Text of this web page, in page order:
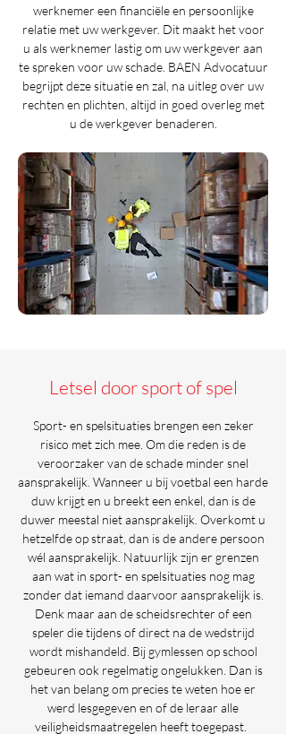
werknemer een financiële en persoonlijke
relatie met uw werkgever. Dit maakt het voor
u als werknemer lastig om uw werkgever aan
te spreken voor uw schade. BAEN Advocatuur
begrijpt deze situatie en zal, na uitleg over uw
rechten en plichten, altijd in goed overleg met
u de werkgever benaderen.
Letsel door sport of spel
Sport- en spelsituaties brengen een zeker
risico met zich mee. Om die reden is de
veroorzaker van de schade minder snel
aansprakelijk. Wanneer u bij voetbal een harde
duw krijgt en u breekt een enkel, dan is de
duwer meestal niet aansprakelijk. Overkomt u
hetzelfde op straat, dan is de andere persoon
wél aansprakelijk. Natuurlijk zijn er grenzen
aan wat in sport- en spelsituaties nog mag
zonder dat iemand daarvoor aansprakelijk is.
Denk maar aan de scheidsrechter of een
speler die tijdens of direct na de wedstrijd
wordt mishandeld. Bij gymlessen op school
gebeuren ook regelmatig ongelukken. Dan is
het van belang om precies te weten hoe er
werd lesgegeven en of de leraar alle
veiligheidsmaatregelen heeft toegepast.